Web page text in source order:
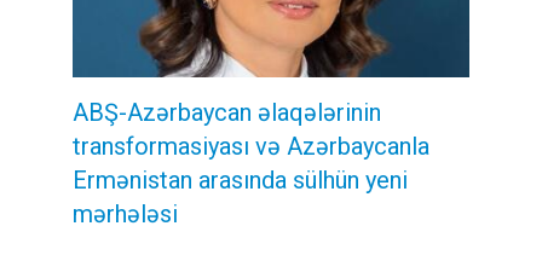
ABŞ-Azərbaycan əlaqələrinin
transformasiyası və Azərbaycanla
Ermənistan arasında sülhün yeni
mərhələsi